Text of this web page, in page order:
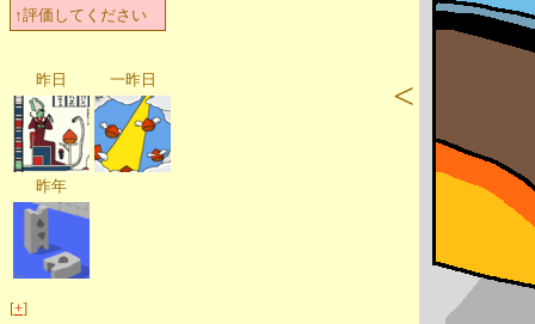
↑評価してください
昨日 一昨日
昨年
[+]
<